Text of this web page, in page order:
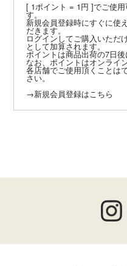
[ 1ポイント = 1円 ]でご使
す。
新規会員登録時にすぐに使
だきます。
ログインしてご購入いただ
として加算されます。
ポイントは商品出荷の7日後
なお、ポイントはオンライ
各店舗でご使用頂くことは
さい。
→新規会員登録はこちら